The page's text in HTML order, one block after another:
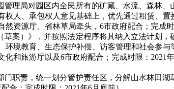
理局对园区内全民所有的矿藏、水流、森林
人、承包权人意见基础上，优先通过租赁、
资源厅、省林草局牵头，6市政府配合；完成时
案）》，并按照法定程序将其纳入立法计划，
境教育、生态保护补偿、访客管理和社会参
和旅游厅以及6市政府配合；完成时限：2021年
职责，统一划分管护责任区，分解山水林田